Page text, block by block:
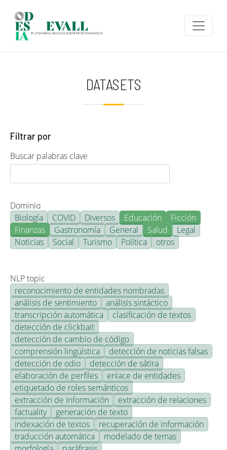
DATASETS
Filtrar por
Buscar palabras clave
Dominio
Biología
COVID Diversos Educación
Ficción
Finanzas
Gastronomía General Salud
Legal
Noticias
Social Turismo Política otros
NLP topic
reconocimiento de entidades nombradas
análisis de sentimiento
análisis sintáctico
transcripción automática
clasificación de textos
detección de clickbait
detección de cambio de código
comprensión lingüística
detección de noticias falsas
detección de odio
detección de sátira
elaboración de perfiles
enlace de entidades
etiquetado de roles semánticos
extracción de información
extracción de relaciones
factuality
generación de texto
indexación de textos
recuperación de información
traducción automática
modelado de temas